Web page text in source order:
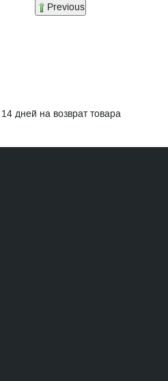
Previous
14 дней на возврат товара